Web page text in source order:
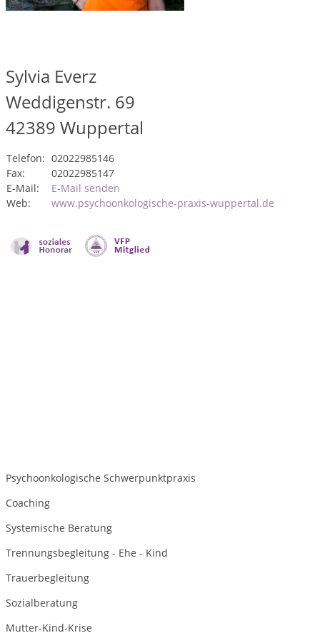
Sylvia Everz
Weddigenstr. 69
42389 Wuppertal
Telefon: 02022985146
Fax:
02022985147
E-Mail:
E-Mail senden
Web:
www.psychoonkologische-praxis-wuppertal.de
Psychoonkologische Schwerpunktpraxis
Coaching
Systemische Beratung
Trennungsbegleitung - Ehe - Kind
Trauerbegleitung
Sozialberatung
Mutter-Kind-Krise